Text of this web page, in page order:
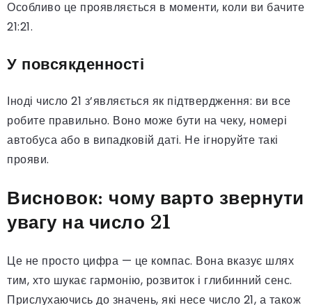
Особливо це проявляється в моменти, коли ви бачите
21:21.
У повсякденності
Іноді число 21 з’являється як підтвердження: ви все
робите правильно. Воно може бути на чеку, номері
автобуса або в випадковій даті. Не ігноруйте такі
прояви.
Висновок: чому варто звернути
увагу на число 21
Це не просто цифра — це компас. Вона вказує шлях
тим, хто шукає гармонію, розвиток і глибинний сенс.
Прислухаючись до значень, які несе число 21, а також